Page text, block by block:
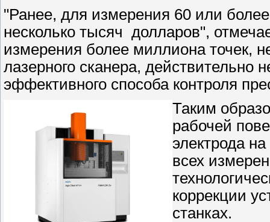
"Ранее, для измерения 60 или
несколько тысяч долларов",
измерения более миллиона точек,
лазерного сканера, действительно
эффективного способа контроля
Таким
рабочей
электрода
всех
коррекции
станках.